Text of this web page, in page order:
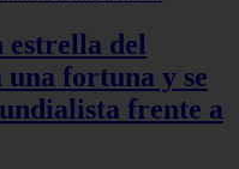
estrella del
fortuna y se
frente a